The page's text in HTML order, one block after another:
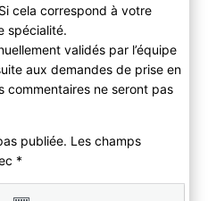
cela correspond à votre
spécialité.
validés par l’équipe
aux demandes de prise en
commentaires ne seront pas
publiée. Les champs
*